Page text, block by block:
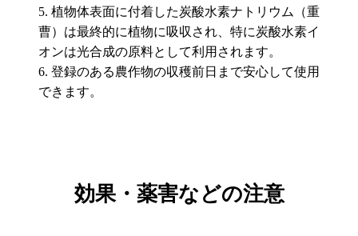
植物体表面に付着した炭酸水素ナトリウム（重
曹）は最終的に植物に吸収され、特に炭酸水素イ
オンは光合成の原料として利用されます。
登録のある農作物の収穫前日まで安心して使用
できます。
効果・薬害などの注意